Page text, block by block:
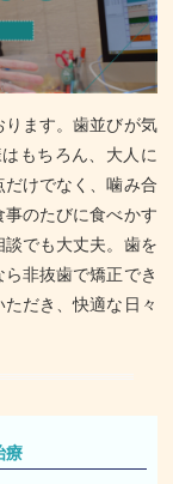
ります。歯並びが気
もちろん、大人に
けでなく、噛み合
のたびに食べかす
でも大丈夫。歯を
非抜歯で矯正でき
だき、快適な日々
療